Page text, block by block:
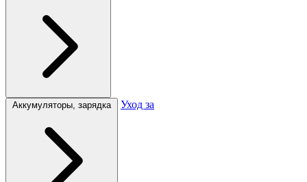
Аккумуляторы, зарядка Уход за